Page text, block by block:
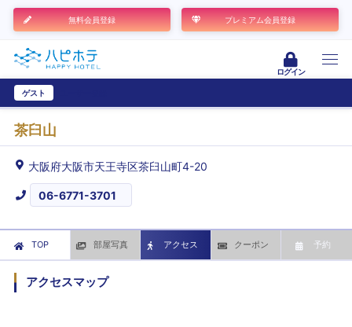
無料会員登録 プレミアム会員登録
ログイン
ゲスト
茶臼山
大阪府大阪市天王寺区茶臼山町4-20
06-6771-3701
TOP 部屋写真 アクセス クーポン 予約
アクセスマップ